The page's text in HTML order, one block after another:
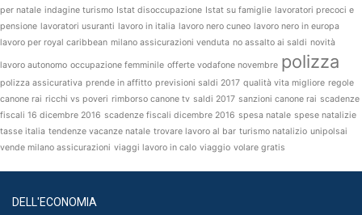
per natale indagine turismo Istat disoccupazione Istat su famiglie lavoratori precoci e
pensione lavoratori usuranti lavoro in italia lavoro nero cuneo lavoro nero in europa
lavoro per royal caribbean milano assicurazioni venduta no assalto ai saldi novità
lavoro autonomo occupazione femminile offerte vodafone novembre polizza
polizza assicurativa prende in affitto previsioni saldi 2017 qualità vita migliore regole
canone rai ricchi vs poveri rimborso canone tv saldi 2017 sanzioni canone rai scadenze
fiscali 16 dicembre 2016 scadenze fiscali dicembre 2016 spesa natale spese natalizie
tasse italia tendenze vacanze natale trovare lavoro al bar turismo natalizio unipolsai
vende milano assicurazioni viaggi lavoro in calo viaggio volare gratis
DELL'ECONOMIA